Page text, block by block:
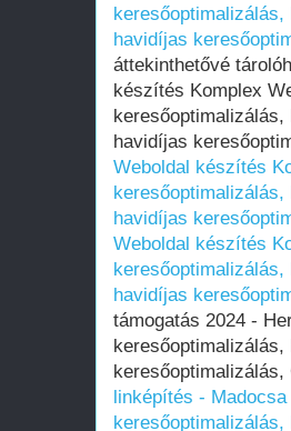
havidíjas
áttekinthetővé
készítés Komplex
havidíjas
Weboldal készítés
havidíjas
Weboldal készítés
havidíjas
támogatás 2024 -
linképítés -